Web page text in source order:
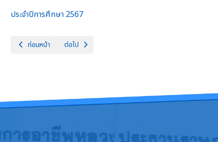
ประจำปีการศึกษา 2567
เนื้อหาก่อนหน้า: รายงานงบทดลองหน่วยเบิกจ่ายรายเดือน
ก่อนหน้า เนื้อหาถัดไป: คู่มือมาตรฐานการให้บริการ
ต่อไป